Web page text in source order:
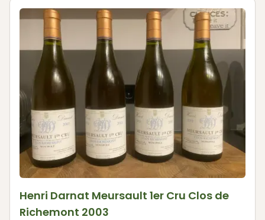
Henri Darnat Meursault 1er Cru Clos de
Richemont 2003